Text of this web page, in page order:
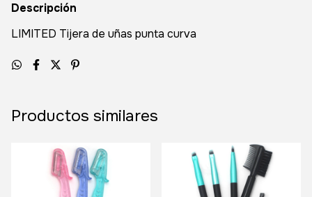
Descripción
LIMITED Tijera de uñas punta curva
Productos similares